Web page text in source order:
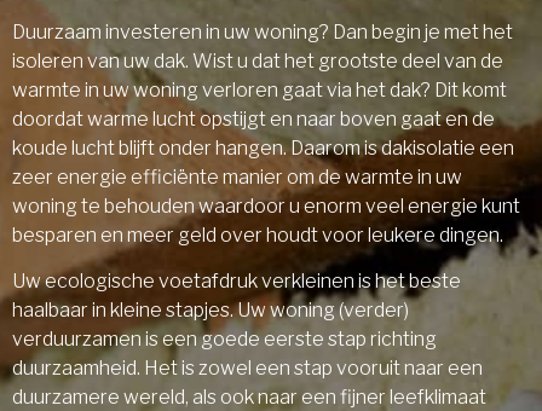
Duurzaam investeren in uw woning? Dan begin je met het
isoleren van uw dak. Wist u dat het grootste deel van de
warmte in uw woning verloren gaat via het dak? Dit komt
doordat warme lucht opstijgt en naar boven gaat en de
koude lucht blijft onder hangen. Daarom is dakisolatie een
zeer energie efficiënte manier om de warmte in uw
woning te behouden waardoor u enorm veel energie kunt
besparen en meer geld over houdt voor leukere dingen.
Uw ecologische voetafdruk verkleinen is het beste
haalbaar in kleine stapjes. Uw woning (verder)
verduurzamen is een goede eerste stap richting
duurzaamheid. Het is zowel een stap vooruit naar een
duurzamere wereld, als ook naar een fijner leefklimaat